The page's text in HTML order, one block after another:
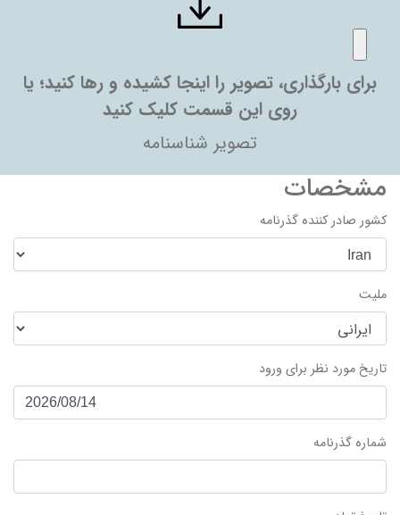
برای بارگذاری، تصویر را اینجا کشیده و رها کنید؛ یا
روی این قسمت کلیک کنید
تصویر شناسنامه
مشخصات
کشور صادر کننده گذرنامه
ملیت
تاریخ مورد نظر برای ورود
شماره گذرنامه